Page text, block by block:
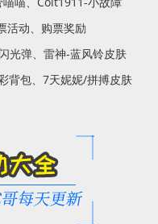
活动、购票奖励
光弹、雷神-蓝风铃皮肤
背包、7天妮妮/拼搏皮肤